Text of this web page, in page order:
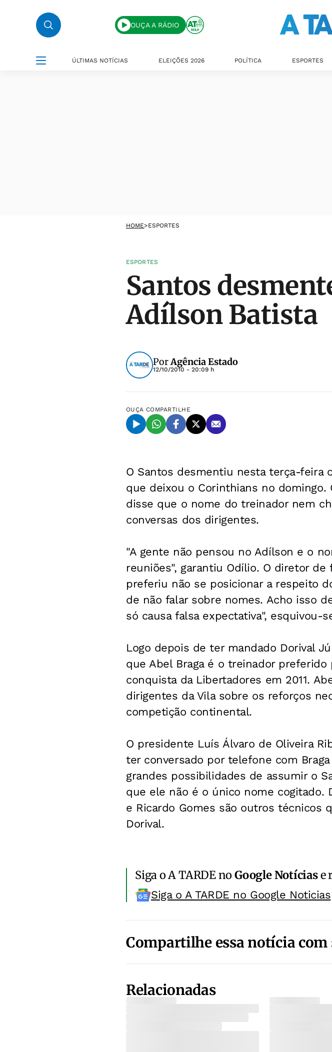
OUÇA A RÁDIO
ÚLTIMAS NOTÍCIAS ELEIÇÕES 2026 POLÍTICA ESPORTES
HOME>ESPORTES
ESPORTES
Santos
Adílson Batista
PorAgência Estado
12/10/2010 - 20:09 h
OUÇA COMPARTILHE
O Santos desmentiu nesta terça-feira
que deixou o Corinthians no
disse que o nome do treinador nem
conversas dos dirigentes.
"A gente não pensou no Adílson e o
reuniões", garantiu Odílio. O diretor
preferiu não se posicionar a respeito
de não falar sobre nomes. Acho isso
só causa falsa expectativa", esquivou-
Logo depois de ter mandado Dorival
que Abel Braga é o treinador
conquista da Libertadores em 2011.
dirigentes da Vila sobre os reforços
competição continental.
O presidente Luís Álvaro de Oliveira
ter conversado por telefone com
grandes possibilidades de assumir o
que ele não é o único nome cogitado.
e Ricardo Gomes são outros técnicos
Dorival.
Siga o A TARDE noGoogle Notíciase
Siga o A TARDE no Google Noticias
Compartilhe essa notícia com
Relacionadas